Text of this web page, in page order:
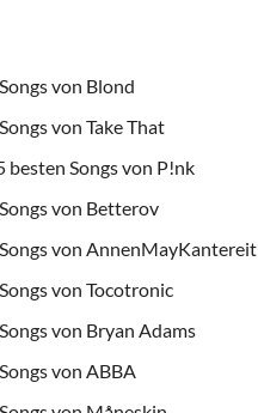
von Blond
von Take That
besten Songs von P!nk
von Betterov
von AnnenMayKantereit
von Tocotronic
von Bryan Adams
von ABBA